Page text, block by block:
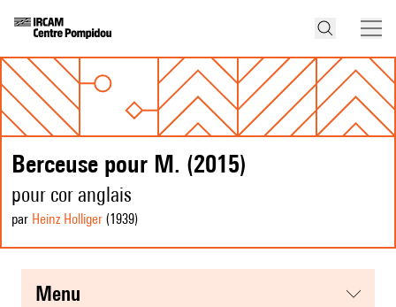
Berceuse pour M. (2015)
pour cor anglais
par Heinz Holliger (1939)
menu